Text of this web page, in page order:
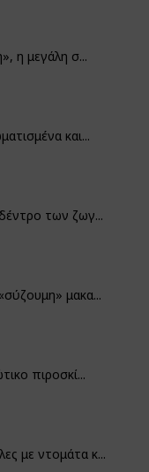
η μεγάλη σ...
και...
των ζωγ...
μακα...
πιροσκί...
με ντομάτα κ...